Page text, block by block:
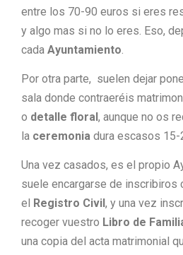
entre los 70-90 euros si eres
y algo mas si no lo eres. Eso,
cada Ayuntamiento
Por otra parte, suelen dejar
sala donde contraeréis
o detalle floral, aunque no os
la ceremonia dura escasos 15-
Una vez casados, es el propio
suele encargarse de inscribiros
el
Registro Civil , y una vez
recoger vuestro Libro de
una copia del acta matrimonial